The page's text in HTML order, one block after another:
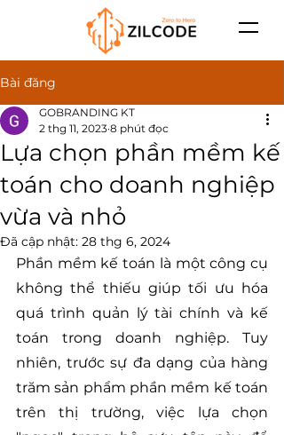
Bài đăng
Lựa chọn phần mềm kế
toán cho doanh nghiệp
vừa và nhỏ
GOBRANDING KT
2 thg 11, 2023 8 phút đọc
Đã cập nhật: 28 thg 6, 2024
Phần mềm kế toán là một công cụ
không thể thiếu giúp tối ưu hóa
quá trình quản lý tài chính và kế
toán trong doanh nghiệp. Tuy
nhiên, trước sự đa dạng của hàng
trăm sản phẩm phần mềm kế toán
trên thị trường, việc lựa chọn